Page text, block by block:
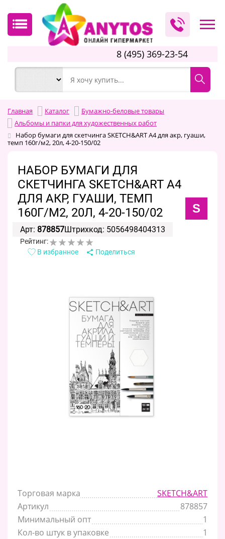
8 (495) 369-23-54
Главная Каталог
Бумажно-беловые товары
Альбомы и папки для художественных работ
Набор бумаги для скетчинга SKETCH&ART А4 для акр, гуаши,
темп 160г/м2, 20л, 4-20-150/02
НАБОР БУМАГИ ДЛЯ
СКЕТЧИНГА SKETCH&ART А4
ДЛЯ АКР, ГУАШИ, ТЕМП
160Г/М2, 20Л, 4-20-150/02
S
Арт: 878857Штрихкод: 5056498404313
Рейтинг:
В избранное
Поделиться
Торговая марка
SKETCH&ART
Артикул
878857
Минимальный опт
1
Кол-во штук в упаковке
1